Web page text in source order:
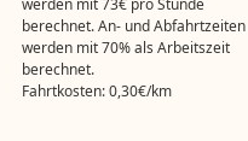
werden mit 73€ pro Stunde
berechnet. An- und Abfahrtzeiten
werden mit 70% als Arbeitszeit
berechnet.
Fahrtkosten: 0,30€/km